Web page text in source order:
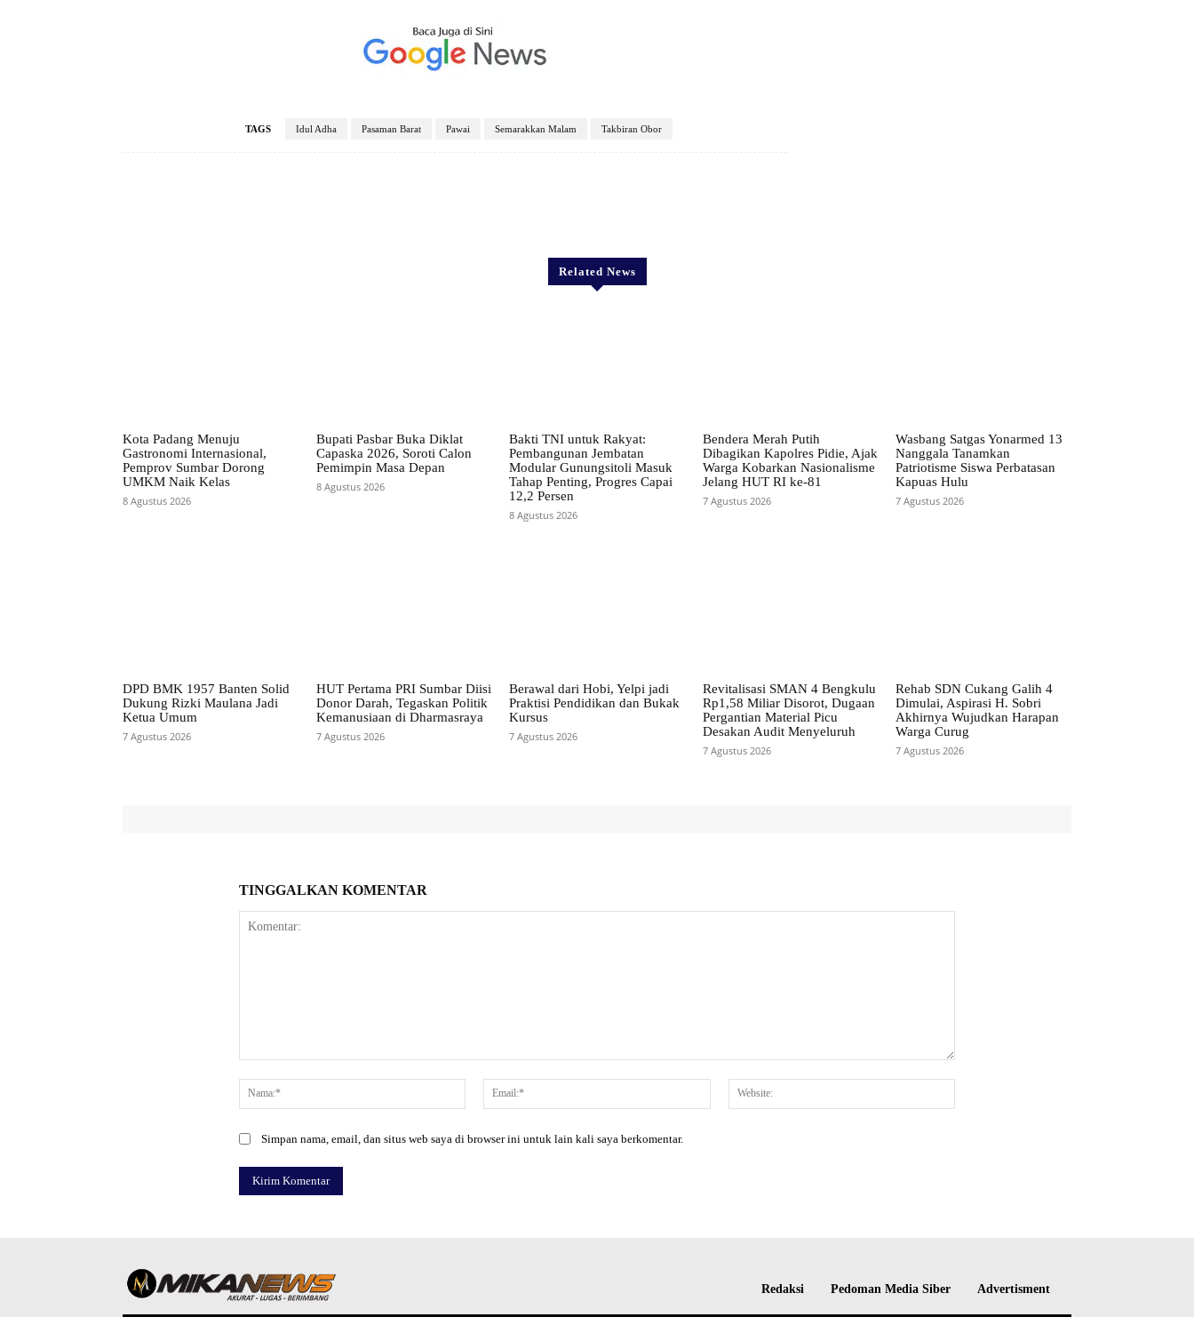
TAGS Idul Adha Pasaman Barat Pawai Semarakkan Malam Takbiran Obor
Related News
Kota Padang Menuju
Gastronomi Internasional,
Pemprov Sumbar Dorong
UMKM Naik Kelas
8 Agustus 2026
Bupati Pasbar Buka Diklat
Capaska 2026, Soroti Calon
Pemimpin Masa Depan
8 Agustus 2026
Bakti TNI untuk Rakyat:
Pembangunan Jembatan
Modular Gunungsitoli Masuk
Tahap Penting, Progres Capai
12,2 Persen
8 Agustus 2026
Bendera Merah Putih
Dibagikan Kapolres Pidie, Ajak
Warga Kobarkan Nasionalisme
Jelang HUT RI ke-81
7 Agustus 2026
Wasbang Satgas Yonarmed 13
Nanggala Tanamkan
Patriotisme Siswa Perbatasan
Kapuas Hulu
7 Agustus 2026
DPD BMK 1957 Banten Solid
Dukung Rizki Maulana Jadi
Ketua Umum
7 Agustus 2026
HUT Pertama PRI Sumbar Diisi
Donor Darah, Tegaskan Politik
Kemanusiaan di Dharmasraya
7 Agustus 2026
Berawal dari Hobi, Yelpi jadi
Praktisi Pendidikan dan Bukak
Kursus
7 Agustus 2026
Revitalisasi SMAN 4 Bengkulu
Rp1,58 Miliar Disorot, Dugaan
Pergantian Material Picu
Desakan Audit Menyeluruh
7 Agustus 2026
Rehab SDN Cukang Galih 4
Dimulai, Aspirasi H. Sobri
Akhirnya Wujudkan Harapan
Warga Curug
7 Agustus 2026
TINGGALKAN KOMENTAR
Nama:*
Email:*
Simpan nama, email, dan situs web saya di browser ini untuk lain kali saya berkomentar.
Redaksi Pedoman Media Siber Advertisment